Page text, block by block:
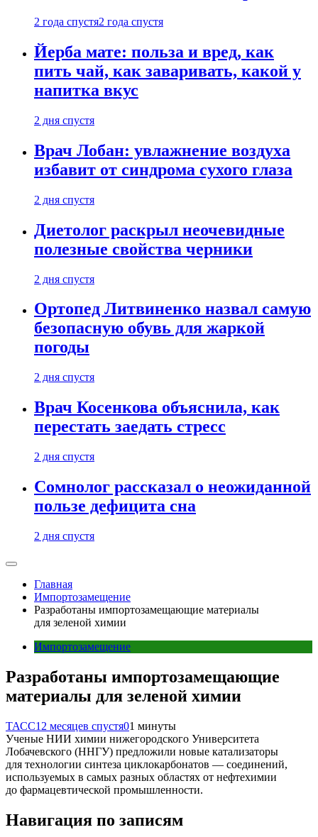
2 года спустя2 года спустя
Йерба мате: польза и вред, как
пить чай, как заваривать, какой у
напитка вкус
2 дня спустя
Врач Лобан: увлажнение воздуха
избавит от синдрома сухого глаза
2 дня спустя
Диетолог раскрыл неочевидные
полезные свойства черники
2 дня спустя
Ортопед Литвиненко назвал самую
безопасную обувь для жаркой
погоды
2 дня спустя
Врач Косенкова объяснила, как
перестать заедать стресс
2 дня спустя
Сомнолог рассказал о неожиданной
пользе дефицита сна
2 дня спустя
Главная
Импортозамещение
Разработаны импортозамещающие материалы
для зеленой химии
Импортозамещение
Разработаны импортозамещающие
материалы для зеленой химии
ТАСС12 месяцев спустя01 минуты
Ученые НИИ химии нижегородского Университета
Лобачевского (ННГУ) предложили новые катализаторы
для технологии синтеза циклокарбонатов — соединений,
используемых в самых разных областях от нефтехимии
до фармацевтической промышленности.
Навигация по записям